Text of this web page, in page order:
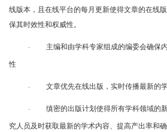
线版本，且在线平台的每月更新使得文章的在线
保其时效性和权威性。
· 主编和由学科专家组成的编委会确保内
性
· 文章优先在线出版，实时传播最新的
· 缜密的出版计划使得所有学科领域的
究人员及时获取最新的学术内容、提高产出率和